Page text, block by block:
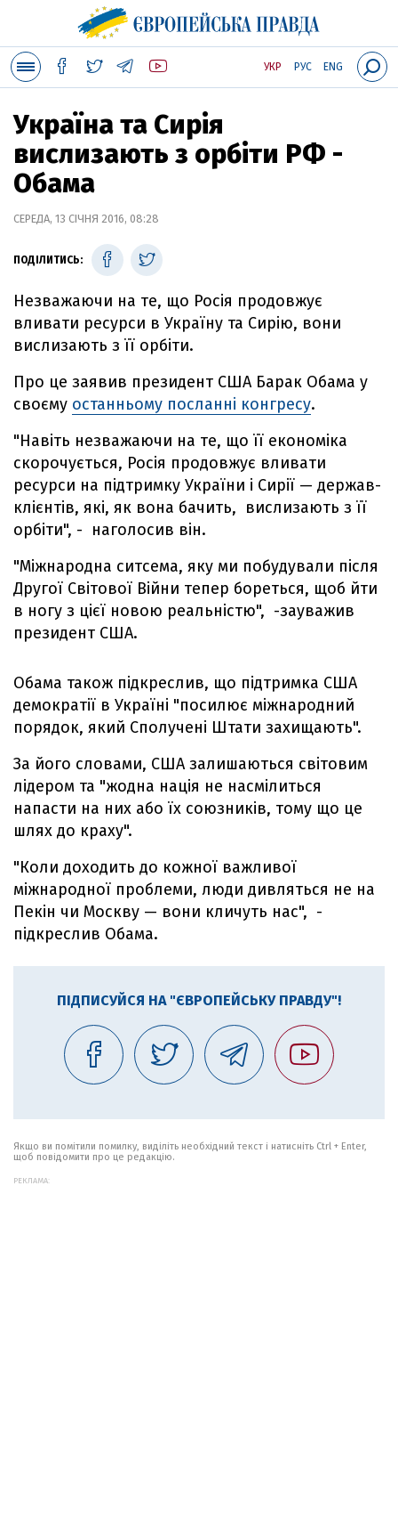
УКР РУС ENG
Україна та Сирія
вислизають з орбіти РФ -
Обама
СЕРЕДА, 13 СІЧНЯ 2016, 08:28
ПОДІЛИТИСЬ:
Незважаючи на те, що Росія продовжує
вливати ресурси в Україну та Сирію, вони
вислизають з її орбіти.
Про це заявив президент США Барак Обама у
своєму останньому посланні конгресу.
"Навіть незважаючи на те, що її економіка
скорочується, Росія продовжує вливати
ресурси на підтримку України і Сирії — держав-
клієнтів, які, як вона бачить, вислизають з її
орбіти", - наголосив він.
"Міжнародна ситсема, яку ми побудували після
Другої Світової Війни тепер бореться, щоб йти
в ногу з цієї новою реальністю", -зауважив
президент США.
Обама також підкреслив, що підтримка США
демократії в Україні "посилює міжнародний
порядок, який Сполучені Штати захищають".
За його словами, США залишаються світовим
лідером та "жодна нація не насмілиться
напасти на них або їх союзників, тому що це
шлях до краху".
"Коли доходить до кожної важливої
міжнародної проблеми, люди дивляться не на
Пекін чи Москву — вони кличуть нас", -
підкреслив Обама.
ПІДПИСУЙСЯ НА "ЄВРОПЕЙСЬКУ ПРАВДУ"!
Якщо ви помітили помилку, виділіть необхідний текст і натисніть Ctrl + Enter,
щоб повідомити про це редакцію.
РЕКЛАМА: